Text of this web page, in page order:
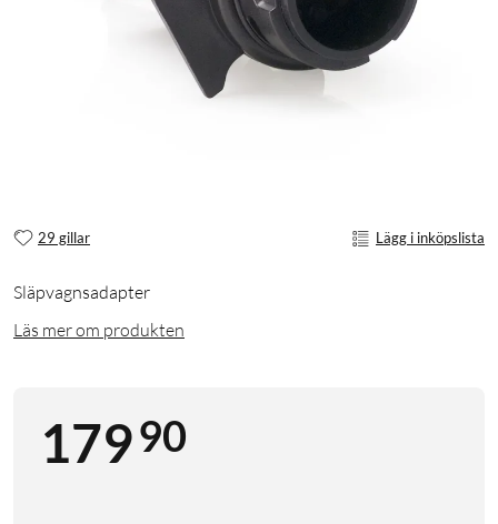
29 gillar Lägg i inköpslista
Släpvagnsadapter
Läs mer om produkten
17990